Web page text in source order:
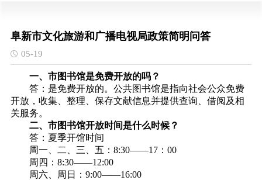
阜新市文化旅游和广播电视局政策简明问答
05-19
一、市图书馆是免费开放的吗？
答：是免费开放的。公共图书馆是指向社会公众免费
开放，收集、整理、保存文献信息并提供查询、借阅及相
关服务。
二、市图书馆开放时间是什么时候？
答：夏季开馆时间
周一、二、三、五：8:30——17：00
周四：8:30——12:00
周六、周日：9:00——16:00